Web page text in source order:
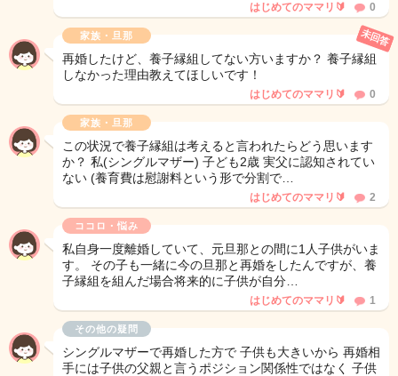
はじめてのママリ🔰 0
家族・旦那
再婚したけど、養子縁組してない方いますか？ 養子縁組
しなかった理由教えてほしいです！
未回答
はじめてのママリ🔰 0
家族・旦那
この状況で養子縁組は考えると言われたらどう思います
か？ 私(シングルマザー) 子ども2歳 実父に認知されてい
ない (養育費は慰謝料という形で分割で…
はじめてのママリ🔰 2
ココロ・悩み
私自身一度離婚していて、元旦那との間に1人子供がいま
す。 その子も一緒に今の旦那と再婚をしたんですが、養
子縁組を組んだ場合将来的に子供が自分…
はじめてのママリ🔰 1
その他の疑問
シングルマザーで再婚した方で 子供も大きいから 再婚相
手には子供の父親と言うポジション関係性ではなく 子供